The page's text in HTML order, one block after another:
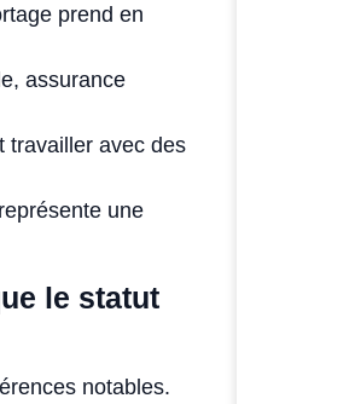
prend en
assurance
travailler avec des
une
le statut
notables.